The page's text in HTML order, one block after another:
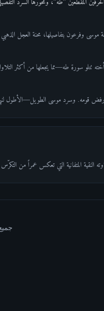
وفرعون بتفاصيلها، محنة العجل
تتلو سورة طه—مما يجعلها من أكثر
قومه. وسرد موسى الطويل—الأطول
المتفانية التي تعكس عمراً من التكرّس